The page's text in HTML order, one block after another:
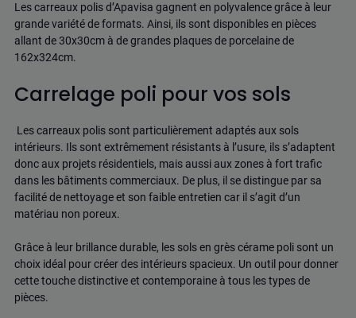
Les carreaux polis d’Apavisa gagnent en polyvalence grâce à leur
grande variété de formats. Ainsi, ils sont disponibles en pièces
allant de 30x30cm à de grandes plaques de porcelaine de
162x324cm.
Carrelage poli pour vos sols
Les carreaux polis sont particulièrement adaptés aux sols
intérieurs. Ils sont extrêmement résistants à l’usure, ils s’adaptent
donc aux projets résidentiels, mais aussi aux zones à fort trafic
dans les bâtiments commerciaux. De plus, il se distingue par sa
facilité de nettoyage et son faible entretien car il s’agit d’un
matériau non poreux.
Grâce à leur brillance durable, les sols en grès cérame poli sont un
choix idéal pour créer des intérieurs spacieux. Un outil pour donner
cette touche distinctive et contemporaine à tous les types de
pièces.